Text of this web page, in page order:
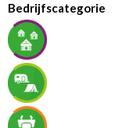
Bedrijfscategorie